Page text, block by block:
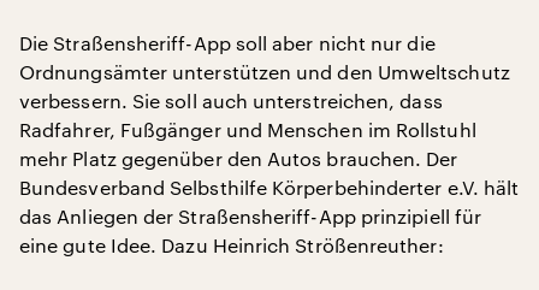
Die Straßensheriff-App soll aber nicht nur die
Ordnungsämter unterstützen und den Umweltschutz
verbessern. Sie soll auch unterstreichen, dass
Radfahrer, Fußgänger und Menschen im Rollstuhl
mehr Platz gegenüber den Autos brauchen. Der
Bundesverband Selbsthilfe Körperbehinderter e.V. hält
das Anliegen der Straßensheriff-App prinzipiell für
eine gute Idee. Dazu Heinrich Strößenreuther: